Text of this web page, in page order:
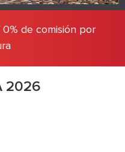
de comisión por
2026